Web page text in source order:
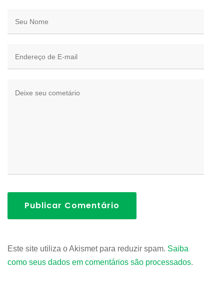
Publicar Comentário
Este site utiliza o Akismet para reduzir spam. Saiba
como seus dados em comentários são processados.